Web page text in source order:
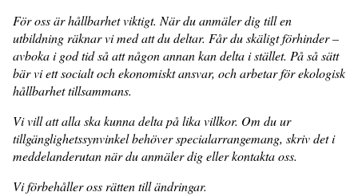
För oss är hållbarhet viktigt. När du anmäler dig till en
utbildning räknar vi med att du deltar. Får du skäligt förhinder –
avboka i god tid så att någon annan kan delta i stället. På så sätt
bär vi ett socialt och ekonomiskt ansvar, och arbetar för ekologisk
hållbarhet tillsammans.
Vi vill att alla ska kunna delta på lika villkor. Om du ur
tillgänglighetssynvinkel behöver specialarrangemang, skriv det i
meddelanderutan när du anmäler dig eller kontakta oss.
Vi förbehåller oss rätten till ändringar.